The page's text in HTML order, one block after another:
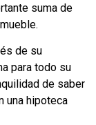
suma de
de su
para todo su
de saber
una hipoteca